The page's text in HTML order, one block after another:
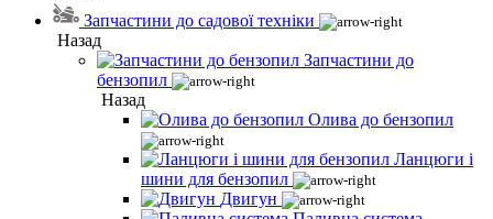
Запчастини до садової техніки
Назад
Запчастини до
бензопил
Назад
Олива до бензопил
Ланцюги і
шини для бензопил
Двигун